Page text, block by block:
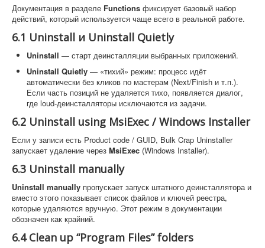
Документация в разделе Functions фиксирует базовый набор
действий, который используется чаще всего в реальной работе.
6.1 Uninstall и Uninstall Quietly
Uninstall — старт деинсталляции выбранных приложений.
Uninstall Quietly — «тихий» режим: процесс идёт
автоматически без кликов по мастерам (Next/Finish и т.п.).
Если часть позиций не удаляется тихо, появляется диалог,
где loud-деинсталляторы исключаются из задачи.
6.2 Uninstall using MsiExec / Windows Installer
Если у записи есть Product code / GUID, Bulk Crap Uninstaller
запускает удаление через MsiExec (Windows Installer).
6.3 Uninstall manually
Uninstall manually пропускает запуск штатного деинсталлятора и
вместо этого показывает список файлов и ключей реестра,
которые удаляются вручную. Этот режим в документации
обозначен как крайний.
6.4 Clean up “Program Files” folders